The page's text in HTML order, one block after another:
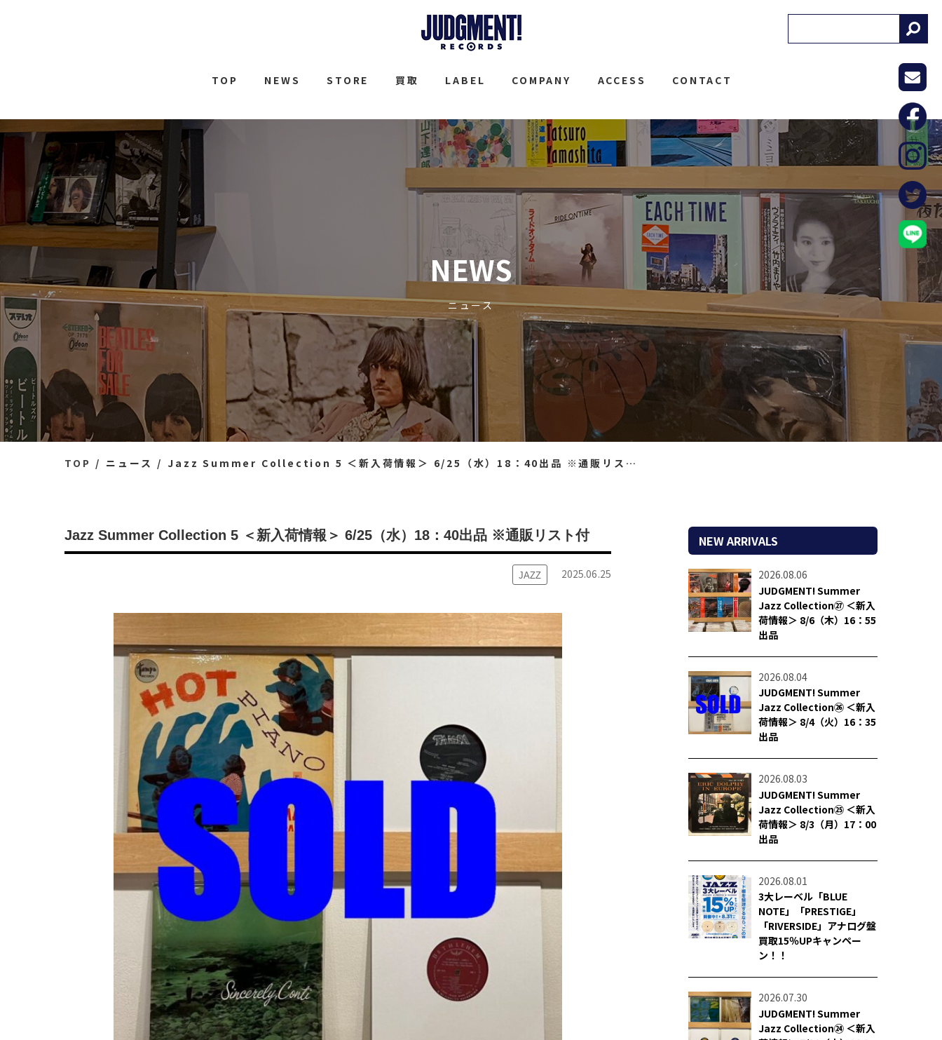
TOP NEWS STORE 買取 LABEL COMPANY ACCESS CONTACT
NEWS
ニュース
TOP ニュース Jazz Summer Collection 5 ＜新入荷情報＞ 6/25（水）18：40出品 ※通販リスト付
Jazz Summer Collection 5 ＜新入荷情報＞ 6/25（水）18：40出品 ※通販リスト付
JAZZ 2025.06.25
NEW ARRIVALS
2026.08.06
JUDGMENT! Summer
Jazz Collection㉗ ＜新入
荷情報＞ 8/6（木）16：55
出品
2026.08.04
JUDGMENT! Summer
Jazz Collection㉖ ＜新入
荷情報＞ 8/4（火）16：35
出品
2026.08.03
JUDGMENT! Summer
Jazz Collection㉕ ＜新入
荷情報＞ 8/3（月）17：00
出品
2026.08.01
3大レーベル「BLUE
NOTE」「PRESTIGE」
「RIVERSIDE」アナログ盤
買取15％UPキャンペー
ン！！
2026.07.30
JUDGMENT! Summer
Jazz Collection㉔ ＜新入